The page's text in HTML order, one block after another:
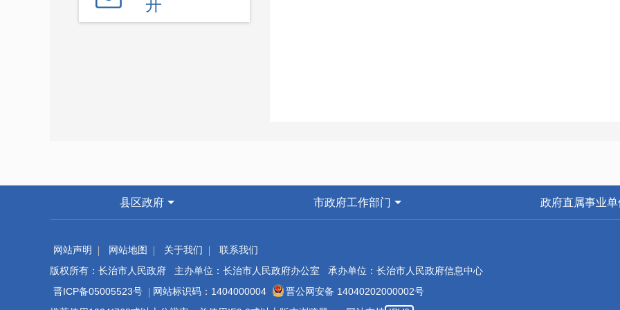
开
县区政府 市政府工作部门 政府直属事业单
网站声明 网站地图 关于我们
联系我们
版权所有：长治市人民政府 主办单位：长治市人民政府办公室 承办单位：长治市人民政府信息中心
晋ICP备05005523号
网站标识码：1404000004
晋公网安备 14040202000002号